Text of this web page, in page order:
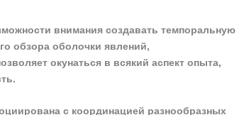
внимания создавать темпоральную
обзора оболочки явлений,
окунаться в всякий аспект опыта,
с координацией разнообразных